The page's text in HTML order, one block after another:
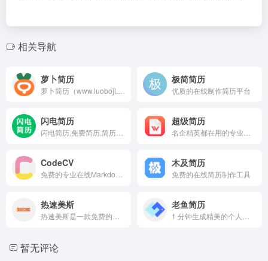
相关导航
萝卜简历 极简简历
优质的在线制作简历平台
闪电简历 超级简历
CodeCV 木及简历
免费的在线简历制作工具
热速美斯 老鱼简历
暂无评论